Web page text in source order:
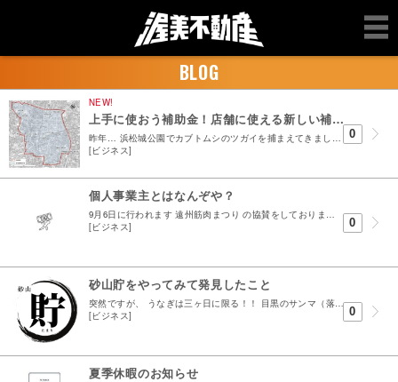
BLOG
NEW!
上手に使おう補助金！店舗に使える新しい補助金の紹介♪
昨年… 浜松城公園でカブトムシのツガイを捕まえてきまして1年せっせと育てていました 基本は放置スタイルでたまに土を足したり表層キレイにしたり ただ、6月になっても変化なく&hel...
[ビジネス]
0
個人事業主とはなんぞや？
9月6日に行われます 遠州筋肉まつり の協賛をしております。 弊社事務所の扉にポスターを張りましたら、訪れる方たちに 『出るの？』 と言われます。 ボディビルの種目？は分からないのですが ・健...
[ビジネス]
0
砂山貯をやってみて発見したこと
突然ですが、 うなぎは三ヶ日に限る！！ 目黒のサンマ（落語）のオチに使われる言葉をいじりましたが 三ヶ日町はうなぎの名店が多いです 浜松市街にも名店はありますが正直アレ？みたいな店も個人的にはあ...
[ビジネス]
0
夏季休暇のお知らせ